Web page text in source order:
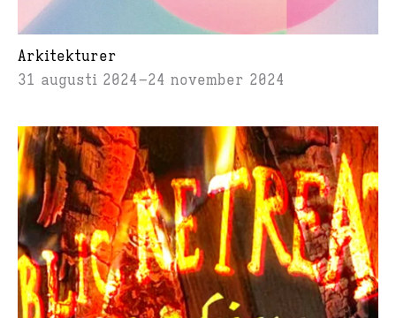
Arkitekturer
31 augusti 2024
24 november 2024